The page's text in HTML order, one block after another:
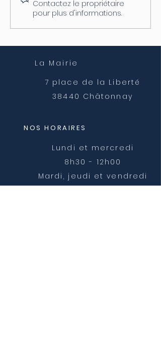
Contactez le propriétaire
pour plus d'informations.
La Mairie
7 place de la Liberté
38440 Châtonnay
NOS HORAIRES
Lundi et mercredi
8h30 - 12h00
Mardi, jeudi et vendredi